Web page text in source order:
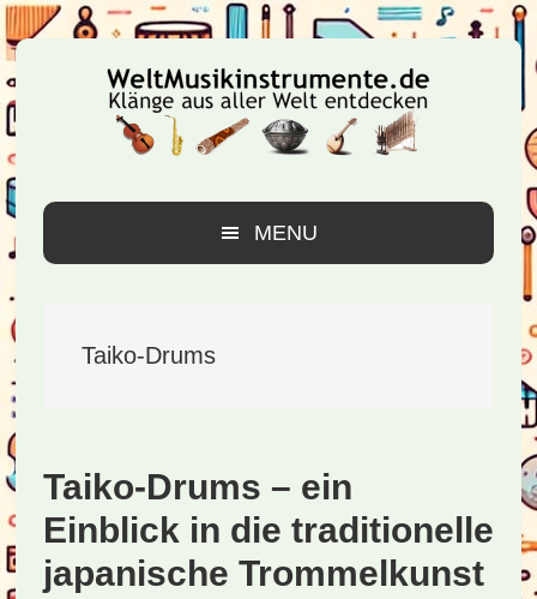
Zur
Hauptnavigation
springen
Zum
Inhalt
springen
Zur
Seitenspalte
springen
MENU
Taiko-Drums
Taiko-Drums – ein
Einblick in die traditionelle
japanische Trommelkunst